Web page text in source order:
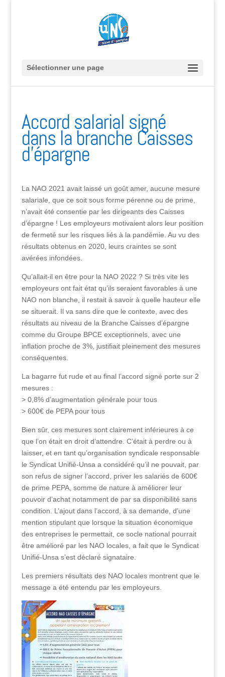
Sélectionner une page
Accord salarial signé
dans la branche Caisses
d’épargne
La NAO 2021 avait laissé un goût amer, aucune mesure
salariale, que ce soit sous forme pérenne ou de prime,
n’avait été consentie par les dirigeants des Caisses
d’épargne ! Les employeurs motivaient alors leur position
de fermeté sur les risques liés à la pandémie. Au vu des
résultats obtenus en 2020, leurs craintes se sont
avérées infondées.
Qu’allait-il en être pour la NAO 2022 ? Si très vite les
employeurs ont fait état qu’ils seraient favorables à une
NAO non blanche, il restait à savoir à quelle hauteur elle
se situerait. Il va sans dire que le contexte, avec des
résultats au niveau de la Branche Caisses d’épargne
comme du Groupe BPCE exceptionnels, avec une
inflation proche de 3%, justifiait pleinement des mesures
conséquentes.
La bagarre fut rude et au final l’accord signé porte sur 2
mesures :
> 0,8% d’augmentation générale pour tous
> 600€ de PEPA pour tous
Bien sûr, ces mesures sont clairement inférieures à ce
que l’on était en droit d’attendre. C’était à perdre ou à
laisser, et en tant qu’organisation syndicale responsable
le Syndicat Unifié-Unsa a considéré qu’il ne pouvait, par
son refus de signer l’accord, priver les salariés de 600€
de prime PEPA, somme de nature à améliorer leur
pouvoir d’achat notamment de par sa disponibilité sans
condition. L’ajout dans l’accord, à sa demande, d’une
mention stipulant que lorsque la situation économique
des entreprises le permettait, ce socle national pourrait
être amélioré par les NAO locales, a fait que le Syndicat
Unifié-Unsa s’est déclaré signataire.
Les premiers résultats des NAO locales montrent que le
message a été entendu par les employeurs.